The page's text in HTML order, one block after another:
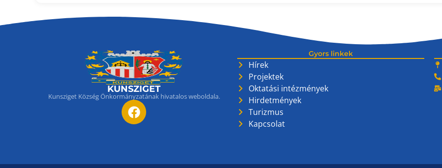
KUNSZIGET
Kunsziget Község Önkormányzatának hivatalos weboldala.
Gyors linkek
Hírek
Projektek
Oktatási intézmények
Hirdetmények
Turizmus
Kapcsolat